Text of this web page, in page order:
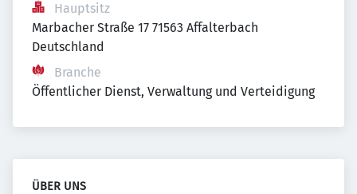
Hauptsitz
Marbacher Straße 17 71563 Affalterbach
Deutschland
Branche
Öffentlicher Dienst, Verwaltung und Verteidigung
ÜBER UNS